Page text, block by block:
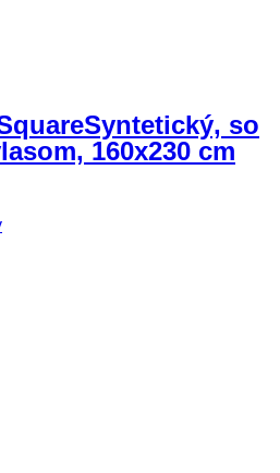
Syntetický, so
160x230 cm